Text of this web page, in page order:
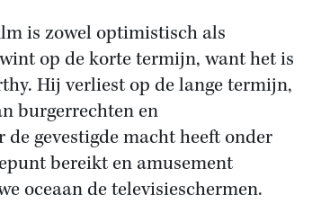
is zowel optimistisch als
op de korte termijn, want het is
Hij verliest op de lange termijn,
burgerrechten en
gevestigde macht heeft onder
bereikt en amusement
oceaan de televisieschermen.